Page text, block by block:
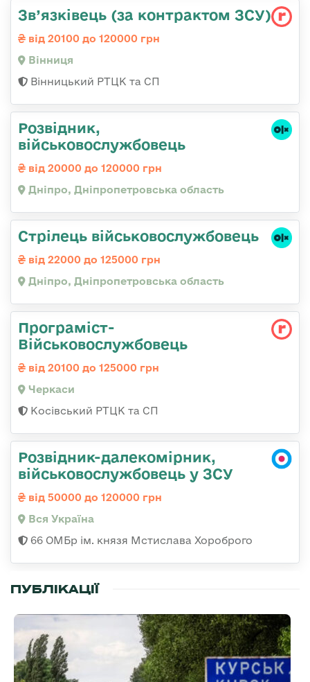
Зв’язківець (за контрактом ЗСУ)
від 20100 до 120000 грн
Вінниця
Вінницький РТЦК та СП
Розвідник,
військовослужбовець
від 20000 до 120000 грн
Дніпро, Дніпропетровська область
Стрілець військовослужбовець
від 22000 до 125000 грн
Дніпро, Дніпропетровська область
Програміст-
Військовослужбовець
від 20100 до 125000 грн
Черкаси
Косівський РТЦК та СП
Розвідник-далекомірник,
військовослужбовець у ЗСУ
від 50000 до 120000 грн
Вся Україна
66 ОМБр ім. князя Мстислава Хороброго
ПУБЛІКАЦІЇ